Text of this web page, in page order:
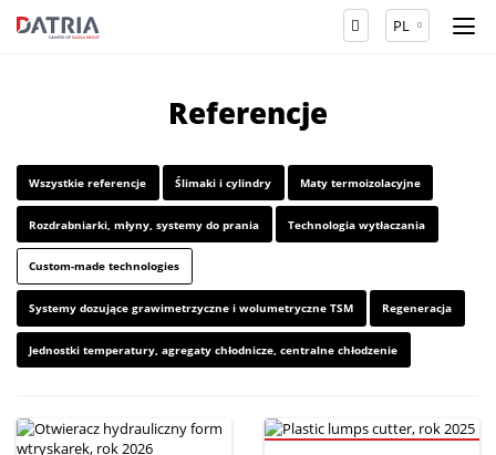
PL
Referencje
Wszystkie referencje Ślimaki i cylindry Maty termoizolacyjne
Rozdrabniarki, młyny, systemy do prania Technologia wytłaczania
Custom-made technologies
Systemy dozujące grawimetrzyczne i wolumetryczne TSM Regeneracja
Jednostki temperatury, agregaty chłodnicze, centralne chłodzenie